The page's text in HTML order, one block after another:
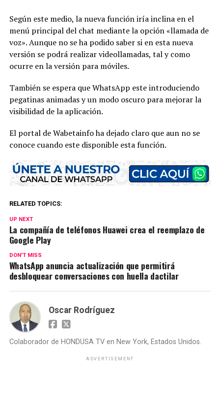
Según este medio, la nueva función iría inclina en el
menú principal del chat mediante la opción «llamada de
voz». Aunque no se ha podido saber si en esta nueva
versión se podrá realizar videollamadas, tal y como
ocurre en la versión para móviles.
También se espera que WhatsApp este introduciendo
pegatinas animadas y un modo oscuro para mejorar la
visibilidad de la aplicación.
El portal de Wabetainfo ha dejado claro que aun no se
conoce cuando este disponible esta función.
RELATED TOPICS:
UP NEXT
La compañía de teléfonos Huawei crea el reemplazo de
Google Play
DON'T MISS
WhatsApp anuncia actualización que permitirá
desbloquear conversaciones con huella dactilar
Oscar Rodríguez
Colaborador de HONDUSA TV en New York, Estados Unidos.
ADVERTISEMENT